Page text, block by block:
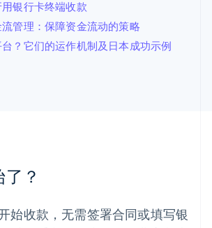
银行卡终端收款
管理：保障资金流动的策略
？它们的运作机制及日本成功示例
？
始收款，无需签署合同或填写银